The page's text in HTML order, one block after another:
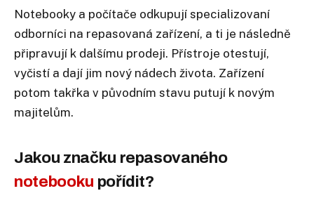
Notebooky a počítače odkupují specializovaní
odborníci na repasovaná zařízení, a ti je následně
připravují k dalšímu prodeji. Přístroje otestují,
vyčistí a dají jim nový nádech života. Zařízení
potom takřka v původním stavu putují k novým
majitelům.
Jakou značku repasovaného
notebooku pořídit?